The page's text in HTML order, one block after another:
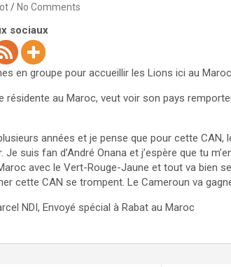
No Comments
sociaux
en groupe pour accueillir les Lions ici au
résidente au Maroc, veut voir son pays
années et je pense que pour cette
Je suis fan d’André Onana et j’espère que tu
avec le Vert-Rouge-Jaune et tout va bien
cette CAN se trompent. Le Cameroun va
NDI, Envoyé spécial à Rabat au Maroc